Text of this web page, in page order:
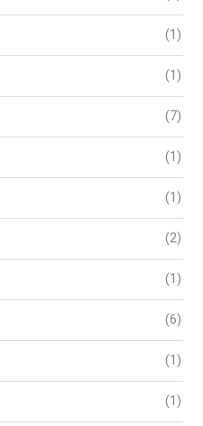
(1)
(1)
(7)
(1)
(1)
(2)
(1)
(6)
(1)
(1)